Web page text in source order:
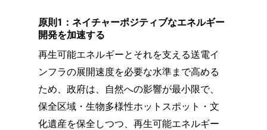
原則1：ネイチャーポジティブなエネルギー
開発を加速する
再生可能エネルギーとそれを支える送電イ
ンフラの展開速度を必要な水準まで高める
ため、政府は、自然への影響が最小限で、
保全区域・生物多様性ホットスポット・文
化遺産を保全しつつ、再生可能エネルギー